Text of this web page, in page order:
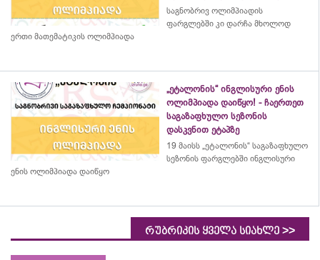
საგნობრივ ოლიმპიადის
ფარგლებში კი დარჩა მხოლოდ
ერთი მათემატიკის ოლიმპიადა
„ეტალონის“ ინგლისური ენის
ოლიმპიადა დაიწყო! - ჩაერთეთ
საგაზაფხულო სეზონის
დასკვნით ეტაპზე
19 მაისს „ეტალონის“ საგაზაფხულო
სეზონის ფარგლებში ინგლისური
ენის ოლიმპიადა დაიწყო
რუბრიკის ყველა სიახლე >>